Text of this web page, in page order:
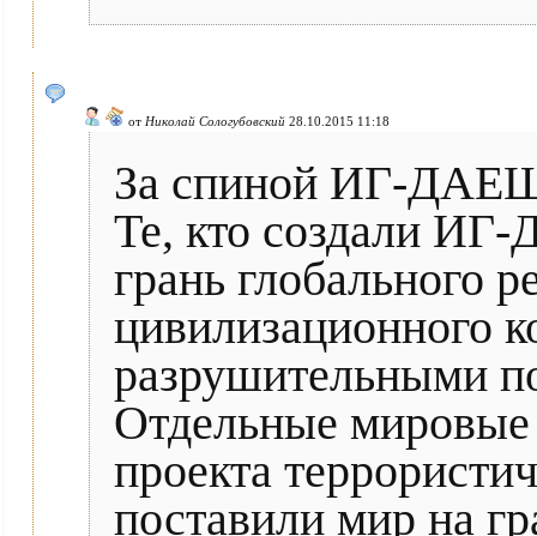
от Николай Сологубовский 28.10.2015 11:18
За спиной ИГ-
Те, кто создали
грань глобального
цивилизационного
разрушительными
Отдельные
проекта
поставили мир на